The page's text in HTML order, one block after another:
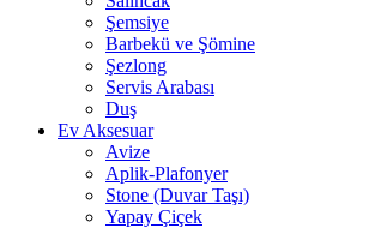
Şemsiye
Barbekü ve Şömine
Şezlong
Servis Arabası
Duş
Ev Aksesuar
Avize
Aplik-Plafonyer
Stone (Duvar Taşı)
Yapay Çiçek